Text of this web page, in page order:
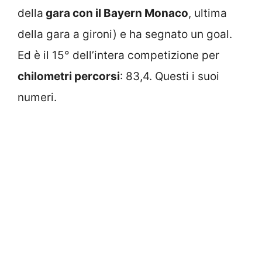
della gara con il Bayern Monaco, ultima
della gara a gironi) e ha segnato un goal.
Ed è il 15° dell’intera competizione per
chilometri percorsi: 83,4. Questi i suoi
numeri.